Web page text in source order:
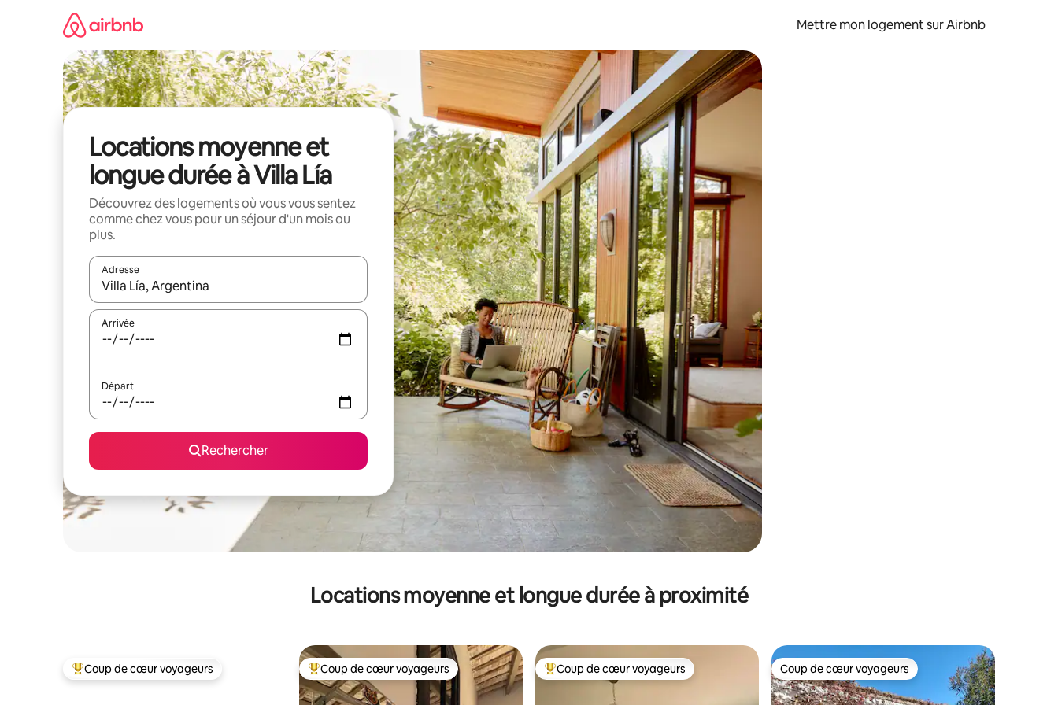
Mettre mon logement sur Airbnb
Locations moyenne et
longue durée à Villa Lía
Découvrez des logements où vous vous sentez
comme chez vous pour un séjour d'un mois ou
plus.
Adresse
Lorsque les résultats s'affichent, utilisez les flèches vers le haut et vers le bas pour les parcourir ou en appuyant et en faisant glisser.
Arrivée
Départ
Rechercher
Locations moyenne et longue durée à proximité
Coups de cœur voyageurs les plus appréciés
Coup de cœur voyageurs Coups de cœur voyageurs les plus appréciés
Coup de cœur voyageurs Coups de cœur voyageurs les plus appréciés
Coup de cœur voyageurs Coup de cœur voyageurs
Coup de cœur voyageurs